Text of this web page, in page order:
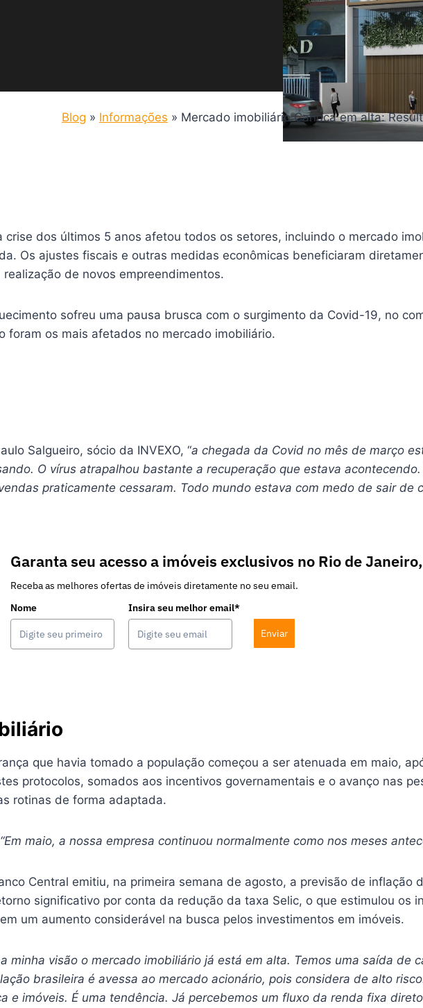
Blog » Informações » Mercado imobiliário Carioca em alta:
crise dos últimos 5 anos afetou todos os setores, incluindo o mercado
Os ajustes fiscais e outras medidas econômicas beneficiaram
de novos empreendimentos.
sofreu uma pausa brusca com o surgimento da Covid-19, no
foram os mais afetados no mercado imobiliário.
Salgueiro, sócio da INVEXO, “a chegada da Covid no mês de março
O vírus atrapalhou bastante a recuperação que estava
praticamente cessaram. Todo mundo estava com medo de sair de
Garanta seu acesso a imóveis exclusivos no Rio de
Receba as melhores ofertas de imóveis diretamente no seu email.
Nome
Insira seu melhor email*
Enviar
que havia tomado a população começou a ser atenuada em maio,
protocolos, somados aos incentivos governamentais e o avanço nas
rotinas de forma adaptada.
“Em maio, a nossa empresa continuou normalmente como nos meses
Central emitiu, na primeira semana de agosto, a previsão de inflação
significativo por conta da redução da taxa Selic, o que estimulou os
um aumento considerável na busca pelos investimentos em imóveis.
minha visão o mercado imobiliário já está em alta. Temos uma saída de
brasileira é avessa ao mercado acionário, pois considera de alto
e imóveis. É uma tendência. Já percebemos um fluxo da renda fixa